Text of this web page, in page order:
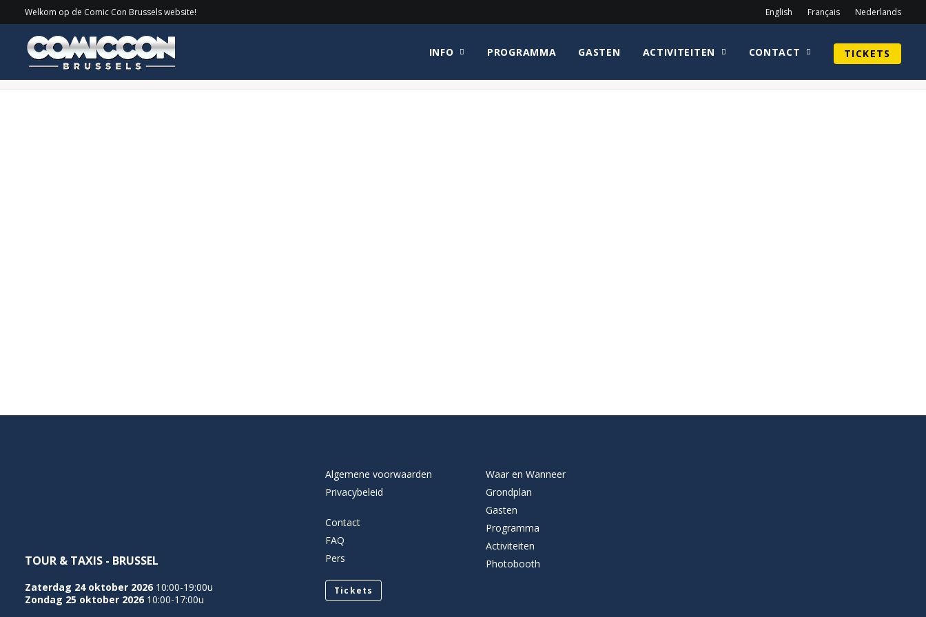
Welkom op de Comic Con Brussels website! English Français Nederlands
INFO PROGRAMMA GASTEN ACTIVITEITEN CONTACT TICKETS
Cirkel_JamesTolkan Home homepage Cirkel_JamesTolkan
TOUR & TAXIS - BRUSSEL
Zaterdag 24 oktober 2026 10:00-19:00u
Zondag 25 oktober 2026 10:00-17:00u
Algemene voorwaarden
Privacybeleid
Contact
FAQ
Pers
Tickets
Waar en Wanneer
Grondplan
Gasten
Programma
Activiteiten
Photobooth